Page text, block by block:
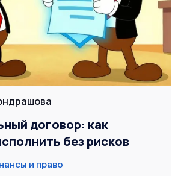
договор: как
без рисков
и право